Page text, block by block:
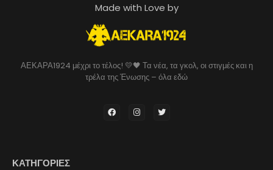
Made with Love by
ΑΕΚΑΡΑ1924 μέχρι το τέλος! 💛🖤 Τα νέα, τα γκολ, οι στιγμές και η
τρέλα της Ένωσης – όλα εδώ
ΚΑΤΗΓΟΡΙΕΣ